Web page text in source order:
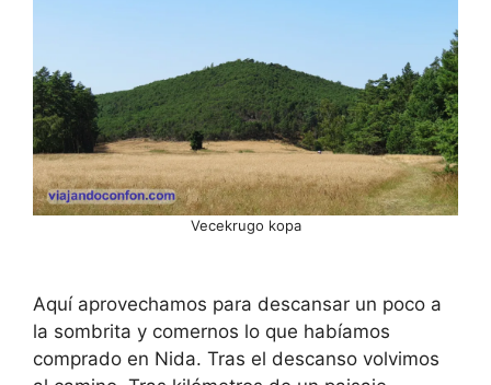
Vecekrugo kopa
Aquí aprovechamos para descansar un poco a
la sombrita y comernos lo que habíamos
comprado en Nida. Tras el descanso volvimos